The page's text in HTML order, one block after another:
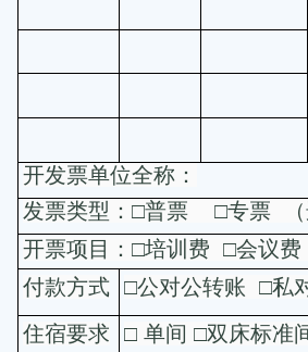
开发票单位全称：
发票类型：□普票
□专票
开票项目：□培训费 □会议费
付款方式
□公对公转账 □私
住宿要求
□ 单间 □双床标准